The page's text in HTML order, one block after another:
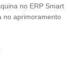
no ERP Smart
no aprimoramento